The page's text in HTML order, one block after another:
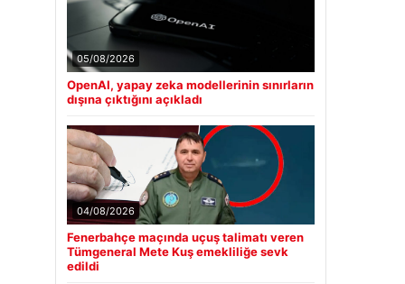
05/08/2026
OpenAI, yapay zeka modellerinin sınırların
dışına çıktığını açıkladı
04/08/2026
Fenerbahçe maçında uçuş talimatı veren
Tümgeneral Mete Kuş emekliliğe sevk
edildi